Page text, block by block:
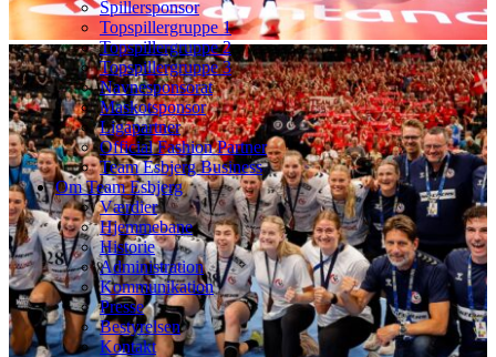
Spillersponsor
Topspillergruppe 1
Topspillergruppe 2
Topspillergruppe 3
Navnesponsorat
Maskotsponsor
Ligapartner
Official Fashion Partner
Team Esbjerg Business
Om Team Esbjerg
Værdier
Hjemmebane
Historie
Administration
Kommunikation
Presse
Bestyrelsen
Kontakt